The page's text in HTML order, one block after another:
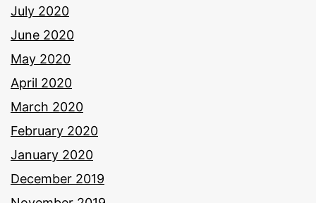
July 2020
June 2020
May 2020
April 2020
March 2020
February 2020
January 2020
December 2019